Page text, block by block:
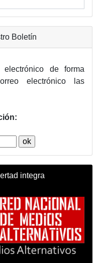
Boletín
de forma
electrónico las
integra